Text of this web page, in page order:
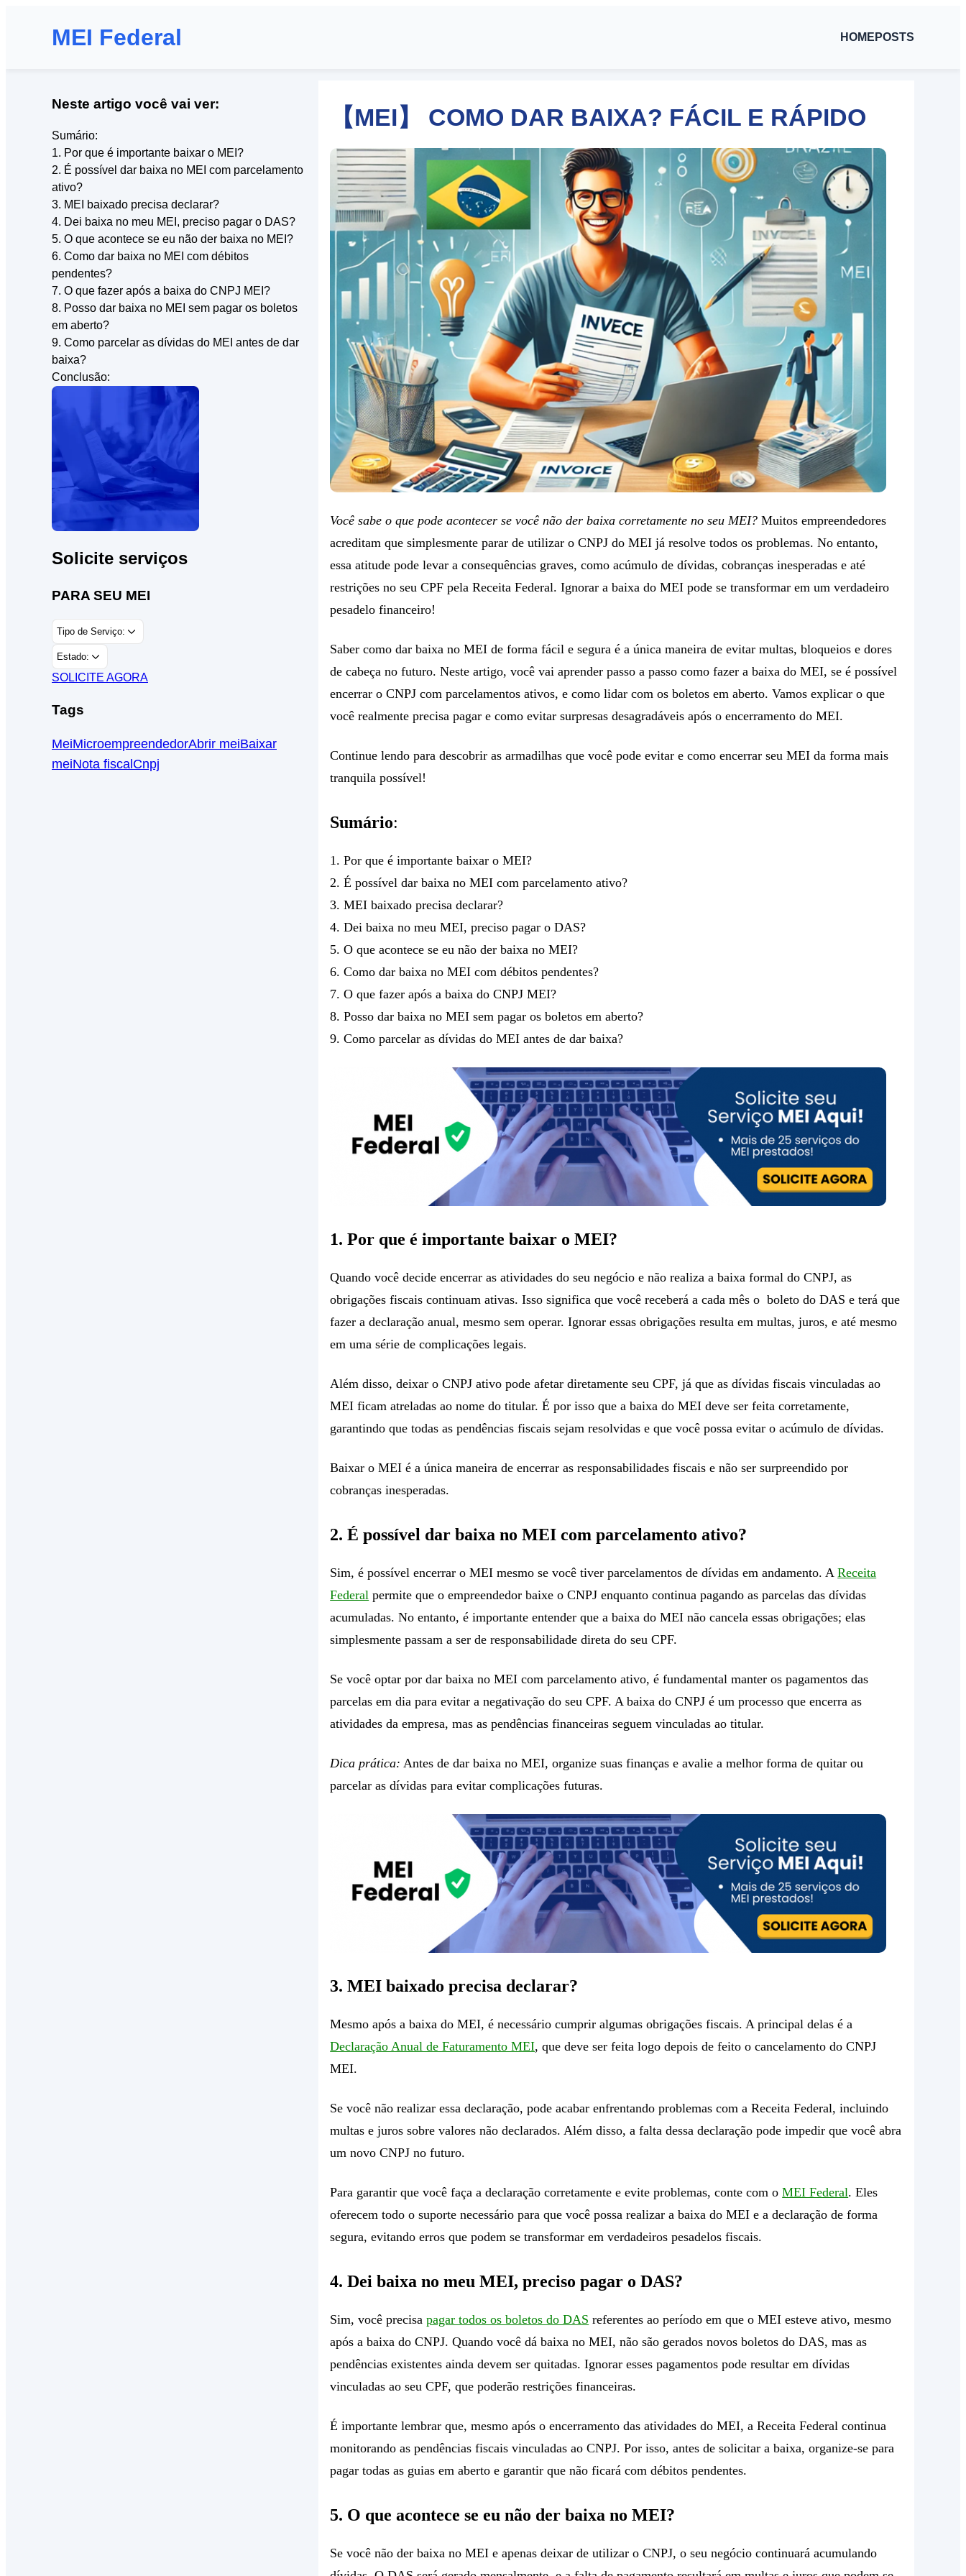
MEI Federal HOME POSTS
Neste artigo você vai ver:
Sumário:
1. Por que é importante baixar o MEI?
2. É possível dar baixa no MEI com parcelamento
ativo?
3. MEI baixado precisa declarar?
4. Dei baixa no meu MEI, preciso pagar o DAS?
5. O que acontece se eu não der baixa no MEI?
6. Como dar baixa no MEI com débitos
pendentes?
7. O que fazer após a baixa do CNPJ MEI?
8. Posso dar baixa no MEI sem pagar os boletos
em aberto?
9. Como parcelar as dívidas do MEI antes de dar
baixa?
Conclusão:
Solicite serviços
PARA SEU MEI
Tipo de Serviço:
Estado:
SOLICITE AGORA
Tags
MeiMicroempreendedorAbrir meiBaixar
meiNota fiscalCnpj
【MEI】 COMO DAR BAIXA? FÁCIL E RÁPIDO
Você sabe o que pode acontecer se você não der baixa corretamente no seu MEI? Muitos empreendedores
acreditam que simplesmente parar de utilizar o CNPJ do MEI já resolve todos os problemas. No entanto,
essa atitude pode levar a consequências graves, como acúmulo de dívidas, cobranças inesperadas e até
restrições no seu CPF pela Receita Federal. Ignorar a baixa do MEI pode se transformar em um verdadeiro
pesadelo financeiro!
Saber como dar baixa no MEI de forma fácil e segura é a única maneira de evitar multas, bloqueios e dores
de cabeça no futuro. Neste artigo, você vai aprender passo a passo como fazer a baixa do MEI, se é possível
encerrar o CNPJ com parcelamentos ativos, e como lidar com os boletos em aberto. Vamos explicar o que
você realmente precisa pagar e como evitar surpresas desagradáveis após o encerramento do MEI.
Continue lendo para descobrir as armadilhas que você pode evitar e como encerrar seu MEI da forma mais
tranquila possível!
Sumário:
1. Por que é importante baixar o MEI?
2. É possível dar baixa no MEI com parcelamento ativo?
3. MEI baixado precisa declarar?
4. Dei baixa no meu MEI, preciso pagar o DAS?
5. O que acontece se eu não der baixa no MEI?
6. Como dar baixa no MEI com débitos pendentes?
7. O que fazer após a baixa do CNPJ MEI?
8. Posso dar baixa no MEI sem pagar os boletos em aberto?
9. Como parcelar as dívidas do MEI antes de dar baixa?
1. Por que é importante baixar o MEI?
Quando você decide encerrar as atividades do seu negócio e não realiza a baixa formal do CNPJ, as
obrigações fiscais continuam ativas. Isso significa que você receberá a cada mês o boleto do DAS e terá que
fazer a declaração anual, mesmo sem operar. Ignorar essas obrigações resulta em multas, juros, e até mesmo
em uma série de complicações legais.
Além disso, deixar o CNPJ ativo pode afetar diretamente seu CPF, já que as dívidas fiscais vinculadas ao
MEI ficam atreladas ao nome do titular. É por isso que a baixa do MEI deve ser feita corretamente,
garantindo que todas as pendências fiscais sejam resolvidas e que você possa evitar o acúmulo de dívidas.
Baixar o MEI é a única maneira de encerrar as responsabilidades fiscais e não ser surpreendido por
cobranças inesperadas.
2. É possível dar baixa no MEI com parcelamento ativo?
Sim, é possível encerrar o MEI mesmo se você tiver parcelamentos de dívidas em andamento. AReceita
Federal permite que o empreendedor baixe o CNPJ enquanto continua pagando as parcelas das dívidas
acumuladas. No entanto, é importante entender que a baixa do MEI não cancela essas obrigações; elas
simplesmente passam a ser de responsabilidade direta do seu CPF.
Se você optar por dar baixa no MEI com parcelamento ativo, é fundamental manter os pagamentos das
parcelas em dia para evitar a negativação do seu CPF. A baixa do CNPJ é um processo que encerra as
atividades da empresa, mas as pendências financeiras seguem vinculadas ao titular.
Dica prática: Antes de dar baixa no MEI, organize suas finanças e avalie a melhor forma de quitar ou
parcelar as dívidas para evitar complicações futuras.
3. MEI baixado precisa declarar?
Mesmo após a baixa do MEI, é necessário cumprir algumas obrigações fiscais. A principal delas é a
Declaração Anual de Faturamento MEI, que deve ser feita logo depois de feito o cancelamento do CNPJ
MEI.
Se você não realizar essa declaração, pode acabar enfrentando problemas com a Receita Federal, incluindo
multas e juros sobre valores não declarados. Além disso, a falta dessa declaração pode impedir que você abra
um novo CNPJ no futuro.
Para garantir que você faça a declaração corretamente e evite problemas, conte com oMEI Federal. Eles
oferecem todo o suporte necessário para que você possa realizar a baixa do MEI e a declaração de forma
segura, evitando erros que podem se transformar em verdadeiros pesadelos fiscais.
4. Dei baixa no meu MEI, preciso pagar o DAS?
Sim, você precisapagar todos os boletos do DAS referentes ao período em que o MEI esteve ativo, mesmo
após a baixa do CNPJ. Quando você dá baixa no MEI, não são gerados novos boletos do DAS, mas as
pendências existentes ainda devem ser quitadas. Ignorar esses pagamentos pode resultar em dívidas
vinculadas ao seu CPF, que poderão restrições financeiras.
É importante lembrar que, mesmo após o encerramento das atividades do MEI, a Receita Federal continua
monitorando as pendências fiscais vinculadas ao CNPJ. Por isso, antes de solicitar a baixa, organize-se para
pagar todas as guias em aberto e garantir que não ficará com débitos pendentes.
5. O que acontece se eu não der baixa no MEI?
Se você não der baixa no MEI e apenas deixar de utilizar o CNPJ, o seu negócio continuará acumulando